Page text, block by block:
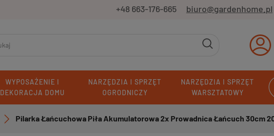
+48 663-176-665 biuro@gardenhome.pl
WYPOSAŻENIE I
DEKORACJA DOMU
NARZĘDZIA I SPRZĘT
OGRODNICZY
NARZĘDZIA I SPRZĘT
WARSZTATOWY
Pilarka Łańcuchowa Piła Akumulatorowa 2x Prowadnica Łańcuch 30cm